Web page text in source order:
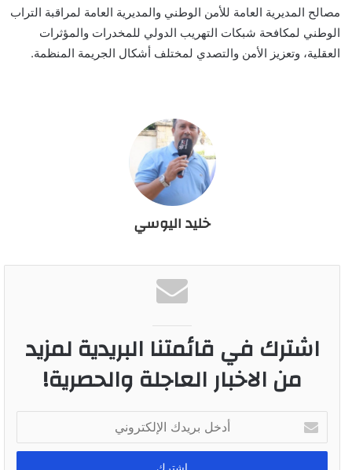
مصالح المديرية العامة للأمن الوطني والمديرية العامة لمراقبة التراب
الوطني لمكافحة شبكات التهريب الدولي للمخدرات والمؤثرات
العقلية، وتعزيز الأمن والتصدي لمختلف أشكال الجريمة المنظمة.
خليد اليوسي
اشترك في قائمتنا البريدية لمزيد
من الاخبار العاجلة والحصرية!
خ